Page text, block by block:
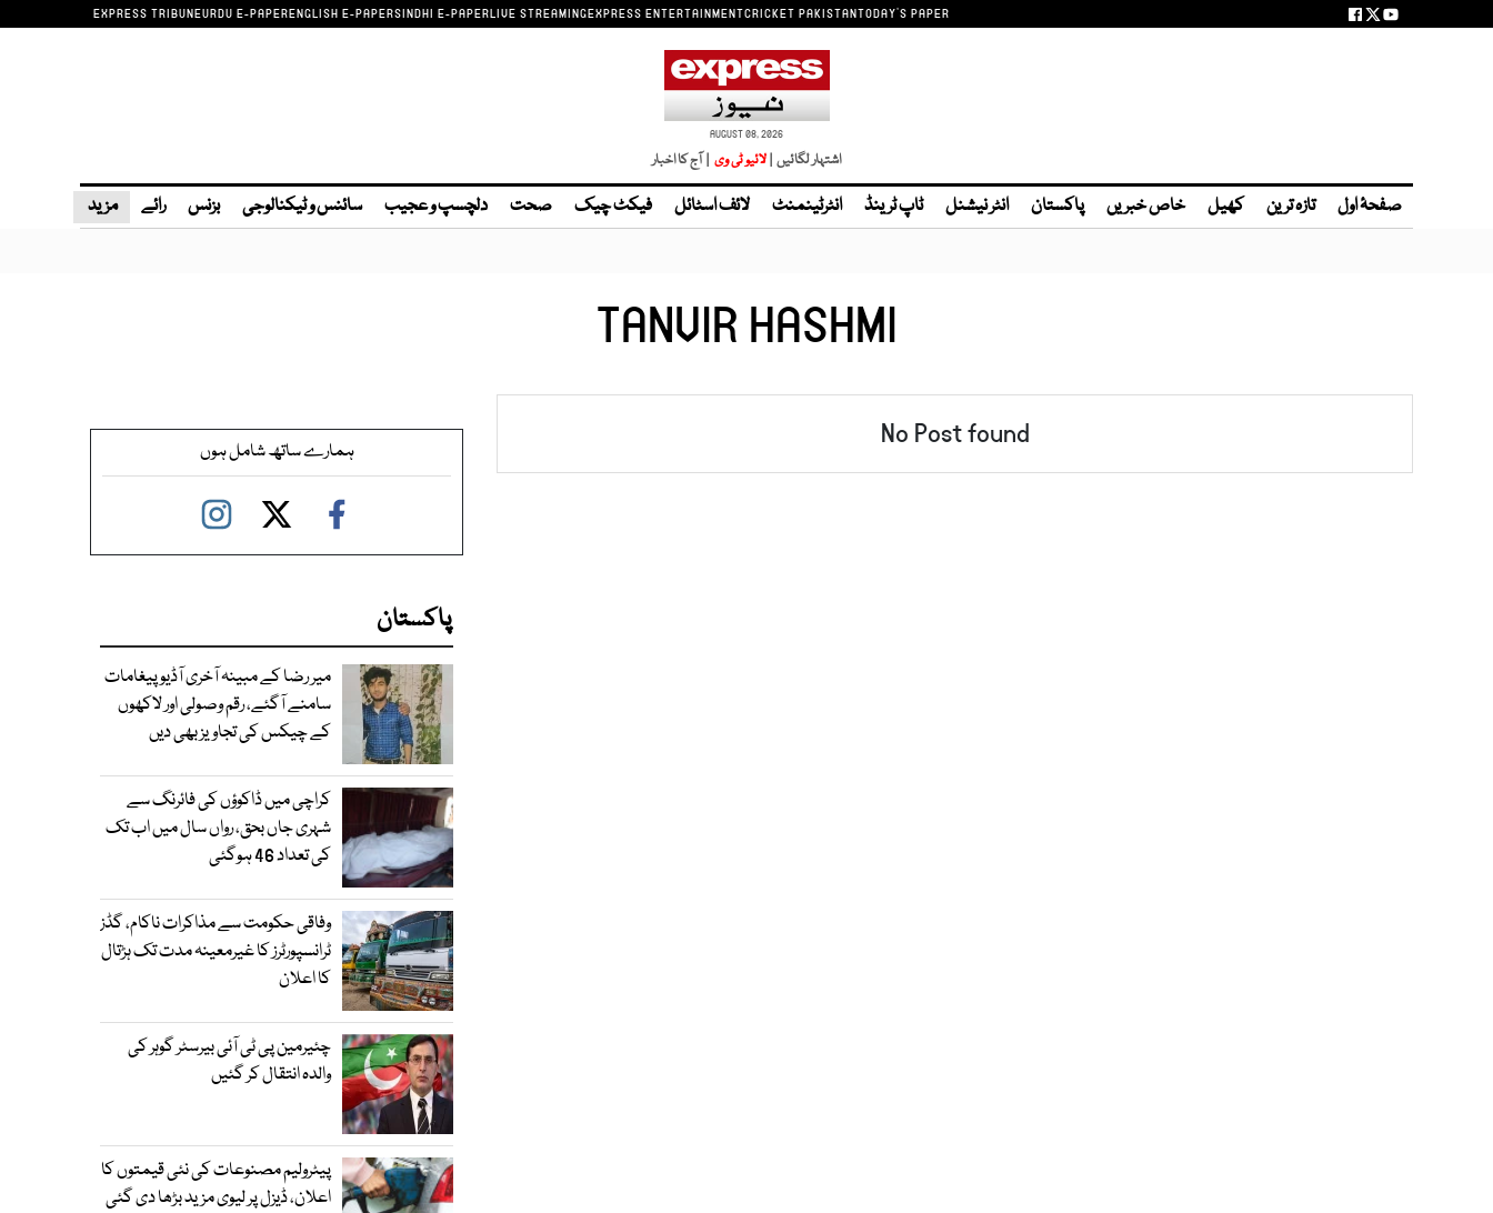
EXPRESS TRIBUNEURDU E-PAPERENGLISH E-PAPERSINDHI E-PAPERLIVE STREAMINGEXPRESS ENTERTAINMENTCRICKET PAKISTANTODAY'S PAPER
AUGUST 08, 2026
اشتہار لگائیں | | آج کا اخبار
صفحۂ اول تازہ ترین کھیل خاص خبریں پاکستان انٹر نیشنل ٹاپ ٹرینڈ انٹرٹینمنٹ لائف اسٹائل فیکٹ چیک صحت دلچسپ و عجیب سائنس و ٹیکنالوجی بزنس رائے مزید
TANVIR HASHMI
No Post found ہمارے ساتھ شامل ہوں
پاکستان
میر رضا کے مبینہ آخری آڈیو پیغامات
سامنے آگئے، رقم وصولی اور لاکھوں
کے چیکس کی تجاویز بھی دیں
کراچی میں ڈاکوؤں کی فائرنگ سے
شہری جاں بحق، رواں سال میں اب تک
کی تعداد 46 ہوگئی
وفاقی حکومت سے مذاکرات ناکام، گڈز
ٹرانسپورٹرز کا غیرمعینہ مدت تک ہڑتال
کا اعلان
چئیرمین پی ٹی آئی بیرسٹر گوہر کی
والدہ انتقال کر گئیں
پیٹرولیم مصنوعات کی نئی قیمتوں کا
اعلان، ڈیزل پر لیوی مزید بڑھا دی گئی